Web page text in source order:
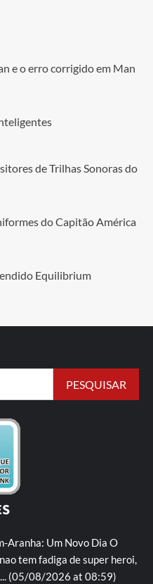
e o erro corrigido em Man
de Trilhas Sonoras do
do Capitão América
Equilibrium
Aranha: Um Novo Dia O
tem fadiga de super heroi,
(05/08/2026 at 08:59)